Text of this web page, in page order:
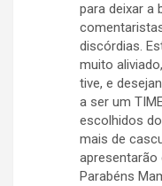
para deixar a
discórdias.
muito
tive, e
a ser um
escolhidos
mais de
apresentarão
Parabéns